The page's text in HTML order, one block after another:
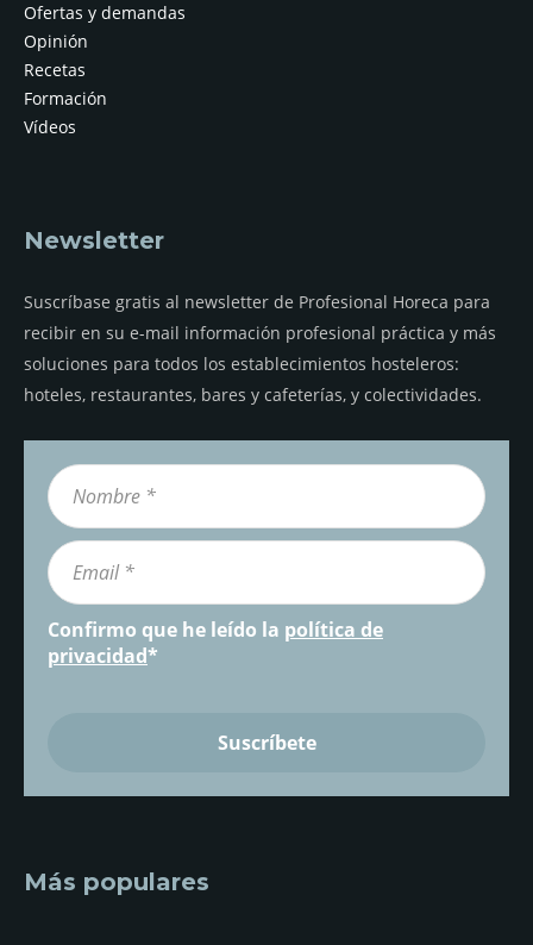
Ofertas y demandas
Opinión
Recetas
Formación
Vídeos
Newsletter
Suscríbase gratis al newsletter de Profesional Horeca para
recibir en su e-mail información profesional práctica y más
soluciones para todos los establecimientos hosteleros:
hoteles, restaurantes, bares y cafeterías, y colectividades.
Confirmo que he leído la política de
privacidad*
Más populares